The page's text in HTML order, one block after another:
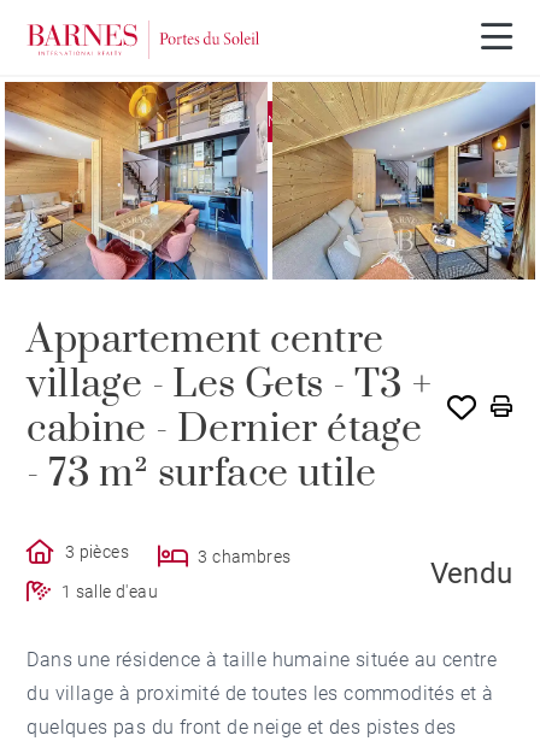
EXCLUSIVITÉ VENDU PAR BARNES
Appartement centre
village - Les Gets - T3 +
cabine - Dernier étage
- 73 m² surface utile
3 pièces
3 chambres
1 salle d'eau
Vendu
Dans une résidence à taille humaine située au centre
du village à proximité de toutes les commodités et à
quelques pas du front de neige et des pistes des